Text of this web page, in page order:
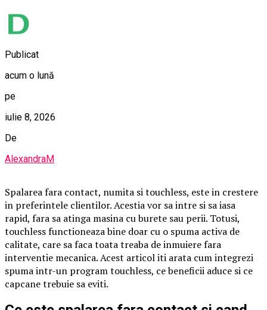
Publicat
acum o lună
pe
iulie 8, 2026
De
AlexandraM
Spalarea fara contact, numita si touchless, este in crestere
in preferintele clientilor. Acestia vor sa intre si sa iasa
rapid, fara sa atinga masina cu burete sau perii. Totusi,
touchless functioneaza bine doar cu o spuma activa de
calitate, care sa faca toata treaba de inmuiere fara
interventie mecanica. Acest articol iti arata cum integrezi
spuma intr-un program touchless, ce beneficii aduce si ce
capcane trebuie sa eviti.